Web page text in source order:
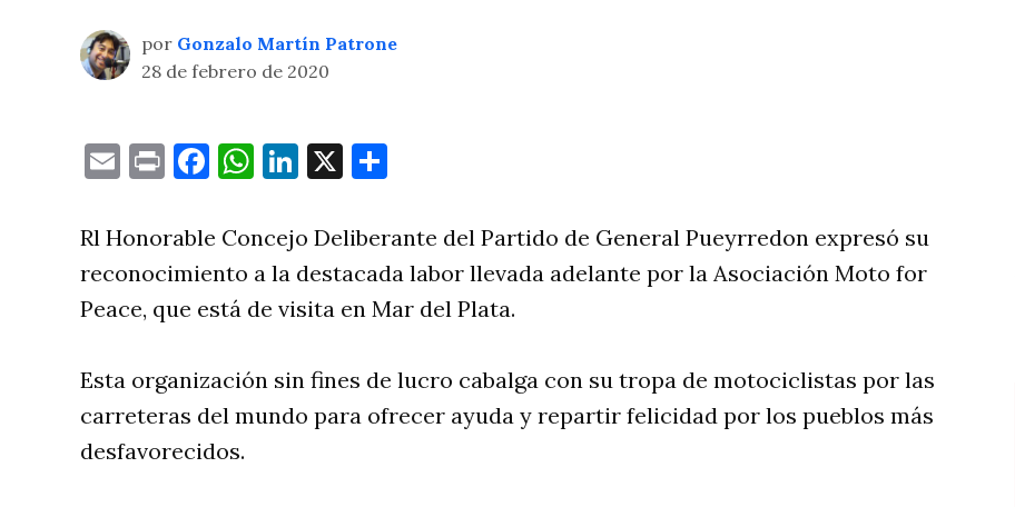
por Gonzalo Martín Patrone
28 de febrero de 2020
EmailPrintFacebook
WhatsApp
LinkedIn
X
Rl Honorable Concejo Deliberante del Partido de General Pueyrredon expresó su
reconocimiento a la destacada labor llevada adelante por la Asociación Moto for
Peace, que está de visita en Mar del Plata.
Esta organización sin fines de lucro cabalga con su tropa de motociclistas por las
carreteras del mundo para ofrecer ayuda y repartir felicidad por los pueblos más
desfavorecidos.